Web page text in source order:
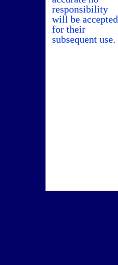
responsibility
will be accepted
for their
subsequent use.